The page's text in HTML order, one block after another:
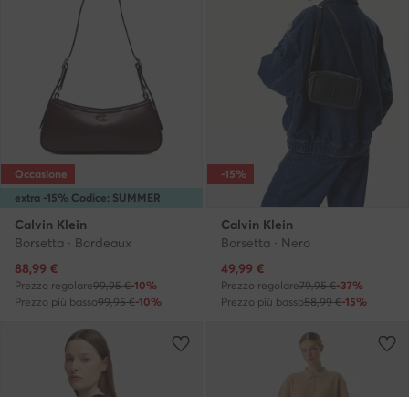
extra -15% Codice: SUMMER
Occasione
Calvin Klein
Borsetta · Bordeaux
Prezzo attuale
88,99 €
Prezzo regolare99,95 €-10%
Prezzo più basso99,95 €-10%
-15%
Calvin Klein
Borsetta · Nero
Prezzo attuale
49,99 €
Prezzo regolare79,95 €-37%
Prezzo più basso58,99 €-15%